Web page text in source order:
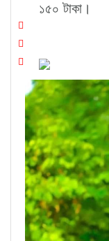
১৫০ টাকা।